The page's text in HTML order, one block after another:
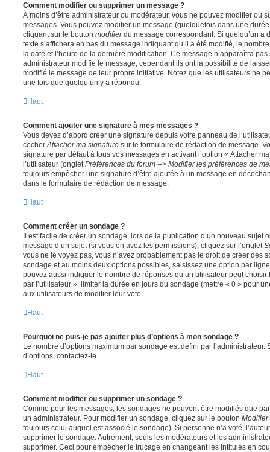
Comment modifier ou supprimer un message ?
À moins d’être administrateur ou modérateur, vous ne pouvez modifier ou
messages. Vous pouvez modifier un message (quelquefois dans une
cliquant sur le bouton modifierdu message correspondant. Si quelqu’un a
texte s’affichera en bas du message indiquant qu’il a été modifié, le
la date et l’heure de la dernière modification. Ce message n’apparaîtra
administrateur modifie le message, cependant ils ont la possibilité de
modifié le message de leur propre initiative. Notez que les utilisateurs ne
une fois que quelqu’un y a répondu.
Haut
Comment ajouter une signature à mes messages ?
Vous devez d’abord créer une signature depuis votre panneau de
cocher Attacher ma signature sur le formulaire de rédaction de message.
signature par défaut à tous vos messages en activant l’option « Attacher
l’utilisateur (onglet Préférences du forum --> Modifier les préférences de
toujours empêcher une signature d’être ajoutée à un message en
dans le formulaire de rédaction de message.
Haut
Comment créer un sondage ?
Il est facile de créer un sondage, lors de la publication d’un nouveau sujet
message d’un sujet (si vous en avez les permissions), cliquez sur l’onglet
vous ne le voyez pas, vous n’avez probablement pas le droit de créer des
sondage et au moins deux options possibles, saisissez une option par
pouvez aussi indiquer le nombre de réponses qu’un utilisateur peut
par l’utilisateur », limiter la durée en jours du sondage (mettre « 0 » pour
aux utilisateurs de modifier leur vote.
Haut
Pourquoi ne puis-je pas ajouter plus d’options à mon sondage ?
Le nombre d’options maximum par sondage est défini par l’administrateur.
d’options, contactez-le.
Haut
Comment modifier ou supprimer un sondage ?
Comme pour les messages, les sondages ne peuvent être modifiés que
un administrateur. Pour modifier un sondage, cliquez sur le bouton Modifier
toujours celui auquel est associé le sondage). Si personne n’a voté,
supprimer le sondage. Autrement, seuls les modérateurs et les
supprimer. Ceci pour empêcher le trucage en changeant les intitulés en